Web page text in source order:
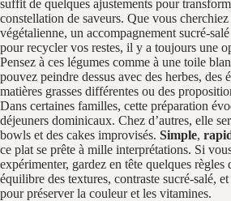
suffit de quelques ajustements pour
constellation de saveurs. Que vous
végétalienne, un accompagnement
pour recycler vos restes, il y a toujours une
Pensez à ces légumes comme à une toile
pouvez peindre dessus avec des herbes, des
matières grasses différentes ou des
Dans certaines familles, cette préparation
déjeuners dominicaux. Chez d’autres, elle
bowls et des cakes improvisés. Simple,
ce plat se prête à mille interprétations. Si
expérimenter, gardez en tête quelques règles
équilibre des textures, contraste sucré‑salé,
pour préserver la couleur et les vitamines.